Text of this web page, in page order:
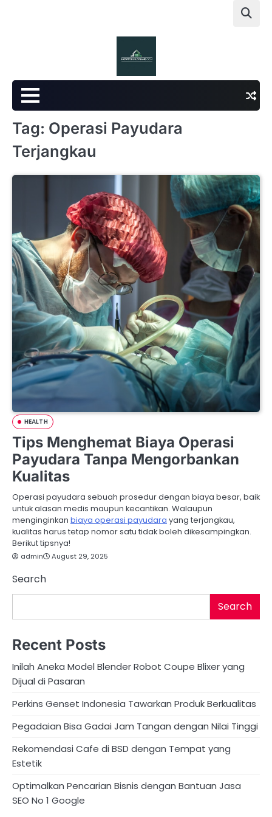
Tag: Operasi Payudara
Terjangkau
HEALTH
Tips Menghemat Biaya Operasi
Payudara Tanpa Mengorbankan
Kualitas
Operasi payudara sebuah prosedur dengan biaya besar, baik
untuk alasan medis maupun kecantikan. Walaupun
menginginkan biaya operasi payudara yang terjangkau,
kualitas harus tetap nomor satu tidak boleh dikesampingkan.
Berikut tipsnya!
admin August 29, 2025
Search
Search
Recent Posts
Inilah Aneka Model Blender Robot Coupe Blixer yang
Dijual di Pasaran
Perkins Genset Indonesia Tawarkan Produk Berkualitas
Pegadaian Bisa Gadai Jam Tangan dengan Nilai Tinggi
Rekomendasi Cafe di BSD dengan Tempat yang
Estetik
Optimalkan Pencarian Bisnis dengan Bantuan Jasa
SEO No 1 Google